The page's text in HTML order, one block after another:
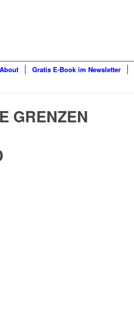
About Gratis E-Book im Newsletter
GRENZEN